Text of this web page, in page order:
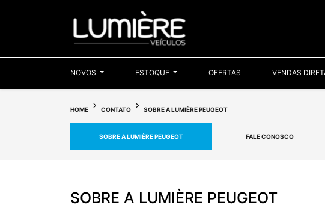
NOVOS ESTOQUE OFERTAS VENDAS
HOME CONTATO SOBRE A LUMIÈRE PEUGEOT
SOBRE A LUMIÈRE PEUGEOT FALE CONOSCO
SOBRE A LUMIÈRE PEUGEOT